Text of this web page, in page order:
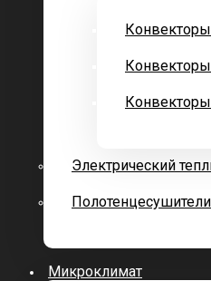
Конвекторы
Конвекторы
Электрический
Полотенцесушители
Микроклимат